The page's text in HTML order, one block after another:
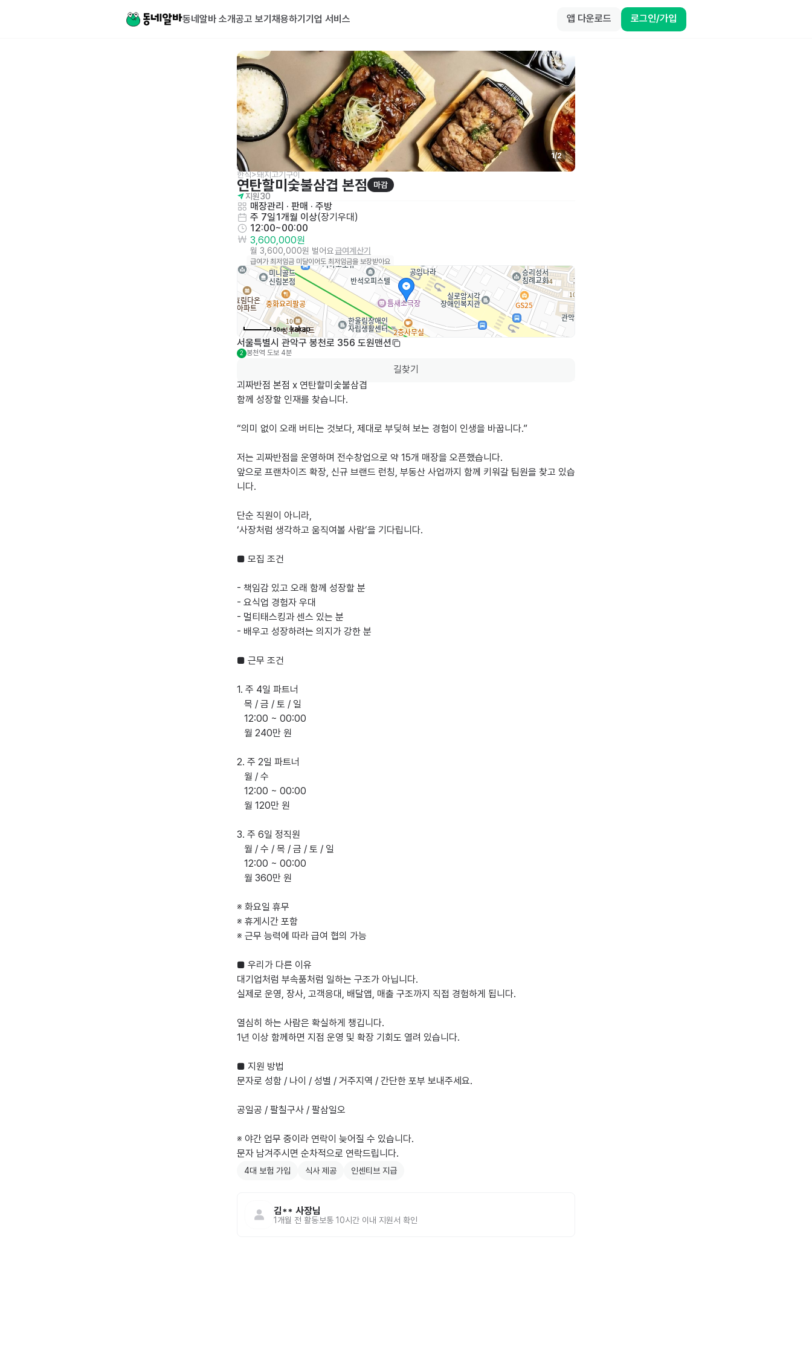
동네알바 소개공고 보기 채용하기 기업 서비스 앱 다운로드 로그인/가입
1/2
한식>돼지고기구이
연탄할미숯불삼겹 본점
마감
지원30
매장관리 · 판매 · 주방
주 7일1개월 이상(장기우대 )
12:00~00:00
3,600,000원
월 3,600,000원 벌어요급여계산기
급여가 최저임금 미달이어도 최저임금을 보장받아요
50m
서울특별시 관악구 봉천로 356 도원맨션
2 봉천역 도보 4분
길찾기
괴짜반점 본점 x 연탄할미숯불삼겹
함께 성장할 인재를 찾습니다.
“의미 없이 오래 버티는 것보다, 제대로 부딪혀 보는 경험이 인생을 바꿉니다.”
저는 괴짜반점을 운영하며 전수창업으로 약 15개 매장을 오픈했습니다.
앞으로 프랜차이즈 확장, 신규 브랜드 런칭, 부동산 사업까지 함께 키워갈 팀원을 찾고 있습
니다.
단순 직원이 아니라,
‘사장처럼 생각하고 움직여볼 사람’을 기다립니다.
■ 모집 조건
- 책임감 있고 오래 함께 성장할 분
- 요식업 경험자 우대
- 멀티태스킹과 센스 있는 분
- 배우고 성장하려는 의지가 강한 분
■ 근무 조건
1. 주 4일 파트너
2. 주 2일 파트너
3. 주 6일 정직원
※ 화요일 휴무
※ 휴게시간 포함
※ 근무 능력에 따라 급여 협의 가능
■ 우리가 다른 이유
대기업처럼 부속품처럼 일하는 구조가 아닙니다.
실제로 운영, 장사, 고객응대, 배달앱, 매출 구조까지 직접 경험하게 됩니다.
열심히 하는 사람은 확실하게 챙깁니다.
1년 이상 함께하면 지점 운영 및 확장 기회도 열려 있습니다.
■ 지원 방법
문자로 성함 / 나이 / 성별 / 거주지역 / 간단한 포부 보내주세요.
공일공 / 팔칠구사 / 팔삼일오
※ 야간 업무 중이라 연락이 늦어질 수 있습니다.
문자 남겨주시면 순차적으로 연락드립니다.
4대 보험 가입 식사 제공 인센티브 지급
김** 사장님
1개월 전 활동 보통 10시간 이내 지원서 확인